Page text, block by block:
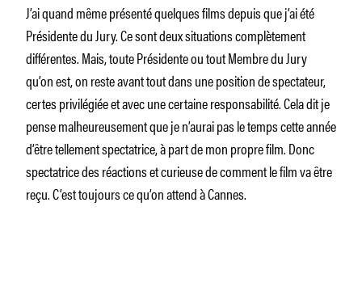
J’ai quand même présenté quelques films depuis que j’ai été
Présidente du Jury. Ce sont deux situations complètement
différentes. Mais, toute Présidente ou tout Membre du Jury
qu’on est, on reste avant tout dans une position de spectateur,
certes privilégiée et avec une certaine responsabilité. Cela dit je
pense malheureusement que je n’aurai pas le temps cette année
d’être tellement spectatrice, à part de mon propre film. Donc
spectatrice des réactions et curieuse de comment le film va être
reçu. C’est toujours ce qu’on attend à Cannes.